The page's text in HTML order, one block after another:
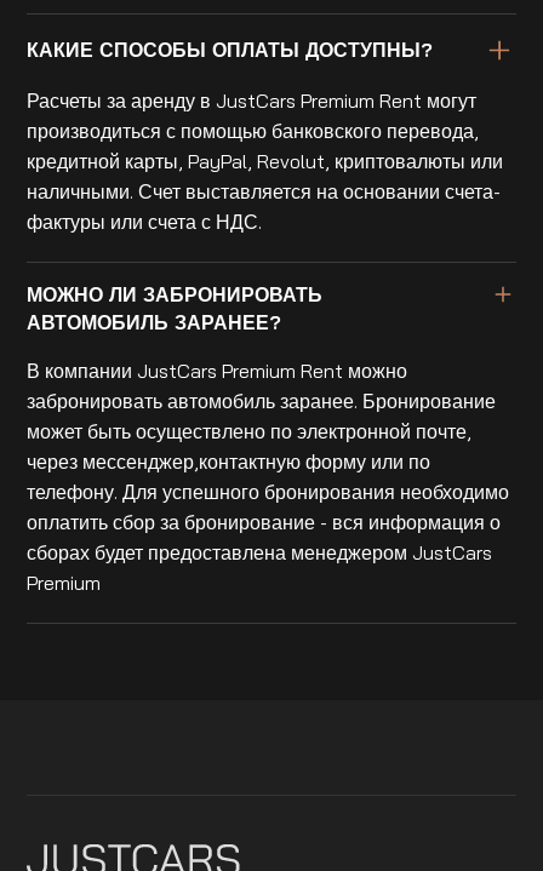
КАКИЕ СПОСОБЫ ОПЛАТЫ ДОСТУПНЫ?
Расчеты за аренду в JustCars Premium Rent могут
производиться с помощью банковского перевода,
кредитной карты, PayPal, Revolut, криптовалюты или
наличными. Счет выставляется на основании счета-
фактуры или счета с НДС.
МОЖНО ЛИ ЗАБРОНИРОВАТЬ
АВТОМОБИЛЬ ЗАРАНЕЕ?
В компании JustCars Premium Rent можно
забронировать автомобиль заранее. Бронирование
может быть осуществлено по электронной почте,
через мессенджер,контактную форму или по
телефону. Для успешного бронирования необходимо
оплатить сбор за бронирование - вся информация о
сборах будет предоставлена менеджером JustCars
Premium